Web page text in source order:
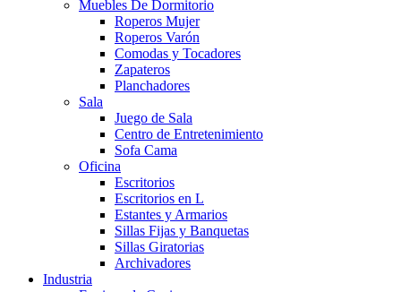
Muebles De Dormitorio
Roperos Mujer
Roperos Varón
Comodas y Tocadores
Zapateros
Planchadores
Sala
Juego de Sala
Centro de Entretenimiento
Sofa Cama
Oficina
Escritorios
Escritorios en L
Estantes y Armarios
Sillas Fijas y Banquetas
Sillas Giratorias
Archivadores
Industria